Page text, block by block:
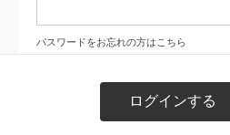
パスワードをお忘れの方はこちら